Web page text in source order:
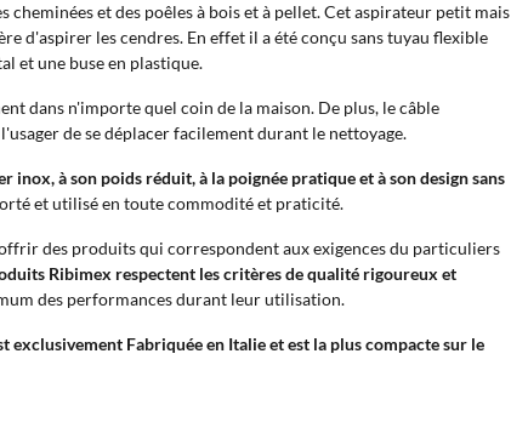
cheminées et des poêles à bois et à pellet. Cet aspirateur petit mais
d'aspirer les cendres. En effet il a été conçu sans tuyau flexible
et une buse en plastique.
dans n'importe quel coin de la maison. De plus, le câble
de se déplacer facilement durant le nettoyage.
inox, à son poids réduit, à la poignée pratique et à son design sans
et utilisé en toute commodité et praticité.
des produits qui correspondent aux exigences du particuliers
Ribimex respectent les critères de qualité rigoureux et
des performances durant leur utilisation.
exclusivement Fabriquée en Italie et est la plus compacte sur le